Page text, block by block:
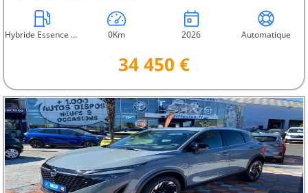
Hybride Essence Non Rechargeable 0Km 2026 Automatique
34 450 €